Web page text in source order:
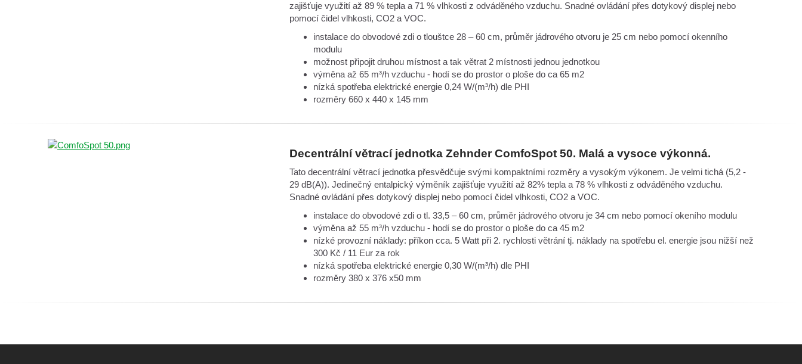
zajišťuje využití až 89 % tepla a 71 % vlhkosti z odváděného vzduchu. Snadné ovládání přes dotykový displej nebo
pomocí čidel vlhkosti, CO2 a VOC.
instalace do obvodové zdi o tlouštce 28 – 60 cm, průměr jádrového otvoru je 25 cm nebo pomocí okenního
modulu
možnost připojit druhou místnost a tak větrat 2 místnosti jednou jednotkou
výměna až 65 m³/h vzduchu - hodí se do prostor o ploše do ca 65 m2
nízká spotřeba elektrické energie 0,24 W/(m³/h) dle PHI
rozměry 660 x 440 x 145 mm
Decentrální větrací jednotka Zehnder ComfoSpot 50. Malá a vysoce výkonná.
Tato decentrální větrací jednotka přesvědčuje svými kompaktními rozměry a vysokým výkonem. Je velmi tichá (5,2 -
29 dB(A)). Jedinečný entalpický výměník zajišťuje využití až 82% tepla a 78 % vlhkosti z odváděného vzduchu.
Snadné ovládání přes dotykový displej nebo pomocí čidel vlhkosti, CO2 a VOC.
instalace do obvodové zdi o tl. 33,5 – 60 cm, průměr jádrového otvoru je 34 cm nebo pomocí okeního modulu
výměna až 55 m³/h vzduchu - hodí se do prostor o ploše do ca 45 m2
nízké provozní náklady: příkon cca. 5 Watt při 2. rychlosti větrání tj. náklady na spotřebu el. energie jsou nižší než
300 Kč / 11 Eur za rok
nízká spotřeba elektrické energie 0,30 W/(m³/h) dle PHI
rozměry 380 x 376 x50 mm